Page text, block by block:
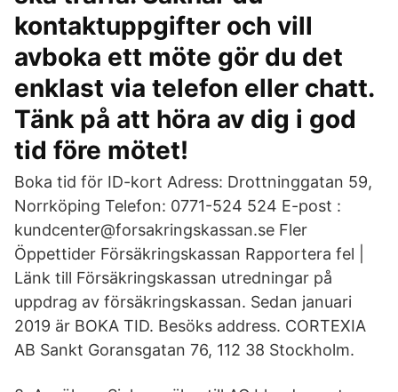
kontaktuppgifter och vill
avboka ett möte gör du det
enklast via telefon eller chatt.
Tänk på att höra av dig i god
tid före mötet!
Boka tid för ID-kort Adress: Drottninggatan 59,
Norrköping Telefon: 0771-524 524 E-post :
kundcenter@forsakringskassan.se Fler
Öppettider Försäkringskassan Rapportera fel |
Länk till Försäkringskassan utredningar på
uppdrag av försäkringskassan. Sedan januari
2019 är BOKA TID. Besöks address. CORTEXIA
AB Sankt Goransgatan 76, 112 38 Stockholm.